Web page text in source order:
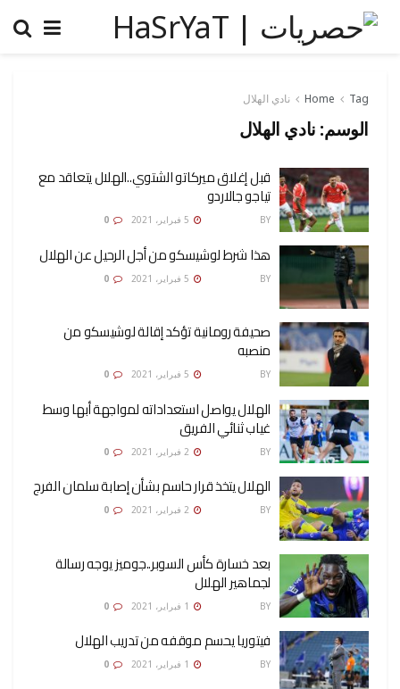
Home Tag نادي الهلال
الوسم: نادي الهلال
قبل إغلاق ميركاتو الشتوي..الهلال يتعاقد مع
تياجو جالاردو
BY
هذا شرط لوشيسكو من أجل الرحيل عن الهلال
BY
صحيفة رومانية تؤكد إقالة لوشيسكو من
منصبه
BY
الهلال يواصل استعداداته لمواجهة أبها وسط
غياب ثنائي الفريق
BY
الهلال يتخذ قرار حاسم بشأن إصابة سلمان الفرج
BY
بعد خسارة كأس السوبر..جوميز يوجه رسالة
لجماهير الهلال
BY
فيتوريا يحسم موقفه من تدريب الهلال
BY